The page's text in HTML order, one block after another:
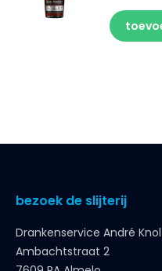
bezoek de slijterij
Drankenservice André Knol
Ambachtstraat 2